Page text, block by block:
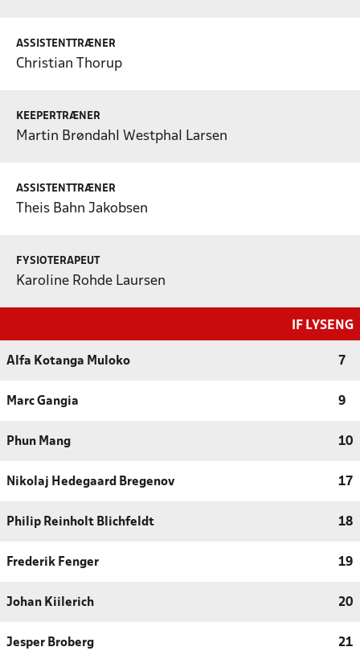
ASSISTENTTRÆNER
Christian Thorup
KEEPERTRÆNER
Martin Brøndahl Westphal Larsen
ASSISTENTTRÆNER
Theis Bahn Jakobsen
FYSIOTERAPEUT
Karoline Rohde Laursen
IF LYSENG
Alfa Kotanga Muloko 7
Marc Gangia 9
Phun Mang 10
Nikolaj Hedegaard Bregenov 17
Philip Reinholt Blichfeldt 18
Frederik Fenger 19
Johan Kiilerich 20
Jesper Broberg 21